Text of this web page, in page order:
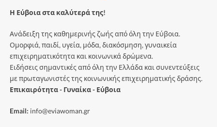
Η Εύβοια στα καλύτερά της!
Ανάδειξη της καθημερινής ζωής από όλη την Εύβοια.
Ομορφιά, παιδί, υγεία, μόδα, διακόσμηση, γυναικεία
επιχειρηματικότητα και κοινωνικά δρώμενα.
Ειδήσεις σημαντικές από όλη την Ελλάδα και συνεντεύξεις
με πρωταγωνιστές της κοινωνικής επιχειρηματικής δράσης.
Επικαιρότητα - Γυναίκα - Εύβοια
Email: info@eviawoman.gr